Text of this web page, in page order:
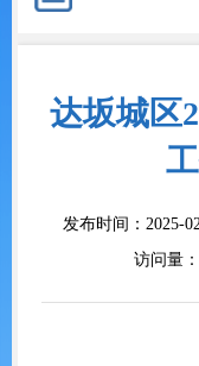
达坂城区
发布时间：2025-
访问量：